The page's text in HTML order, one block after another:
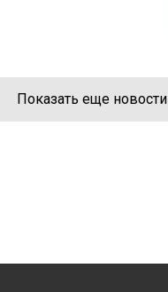
Показать еще новости